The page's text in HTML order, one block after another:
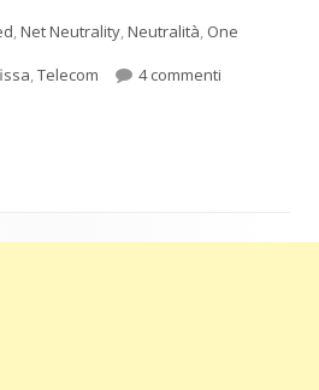
Net Neutrality Neutralità One
Telecom 4 commenti